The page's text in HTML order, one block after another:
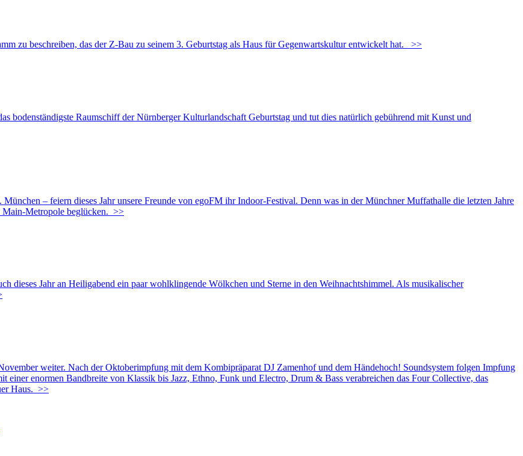
zu beschreiben, das der Z-Bau zu seinem 3. Geburtstag als Haus für Gegenwartskultur entwickelt hat.
>>
bodenständigste Raumschiff der Nürnberger Kulturlandschaft Geburtstag und tut dies natürlich gebührend mit Kunst und
– feiern dieses Jahr unsere Freunde von egoFM ihr Indoor-Festival. Denn was in der Münchner Muffathalle die letzten Jahre
Metropole beglücken. >>
dieses Jahr an Heiligabend ein paar wohlklingende Wölkchen und Sterne in den Weihnachtshimmel. Als musikalischer
weiter. Nach der Oktoberimpfung mit dem Kombipräparat DJ Zamenhof und dem Händehoch! Soundsystem folgen Impfung
enormen Bandbreite von Klassik bis Jazz, Ethno, Funk und Electro, Drum & Bass verabreichen das Four Collective, das
Haus. >>